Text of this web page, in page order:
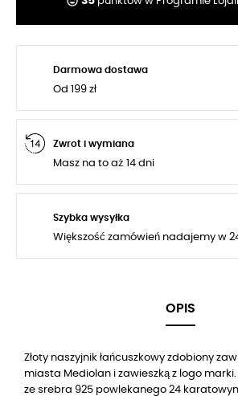
Darmowa dostawa
Od 199 zł
Zwrot i wymiana
Masz na to aż 14 dni
Szybka wysyłka
Większość zamówień nadajemy w
OPIS
Złoty naszyjnik łańcuszkowy zdobiony
miasta Mediolan i zawieszką z logo
ze srebra 925 powlekanego 24